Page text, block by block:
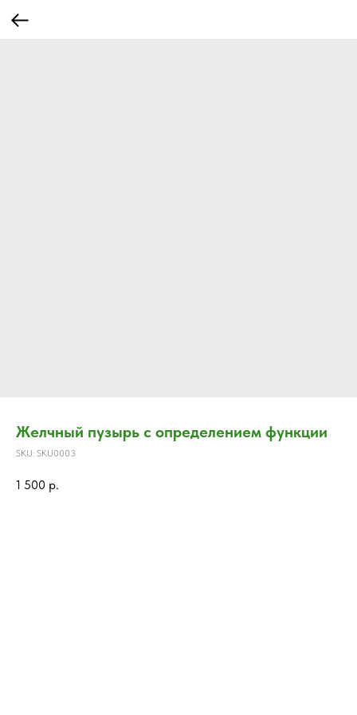
Желчный пузырь с определением функции
SKU: SKU0003
1 500 р.